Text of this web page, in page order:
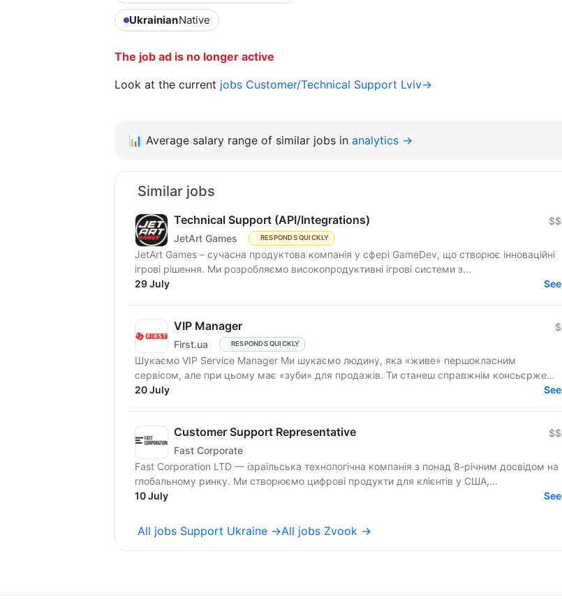
UkrainianNative
The job ad is no longer active
Look at the current jobs Customer/Technical Support Lviv→
📊 Average salary range of similar jobs in analytics →
Similar jobs
Technical Support (API/Integrations)
JetArt Games RESPONDS QUICKLY
$$
JetArt Games – сучасна продуктова компанія у сфері GameDev, що створює інноваційні
ігрові рішення. Ми розробляємо високопродуктивні ігрові системи з...
29 July
See
VIP Manager
First.ua RESPONDS QUICKLY
$
Шукаємо VIP Service Manager Ми шукаємо людину, яка «живе» першокласним
сервісом, але при цьому має «зуби» для продажів. Ти станеш справжнім консьєржем
та...
20 July See
Customer Support Representative
Fast Corporate
$$
Fast Corporation LTD — ізраїльська технологічна компанія з понад 8-річним досвідом на
глобальному ринку. Ми створюємо цифрові продукти для клієнтів у США,...
10 July
See
All jobs Support Ukraine →All jobs Zvook →